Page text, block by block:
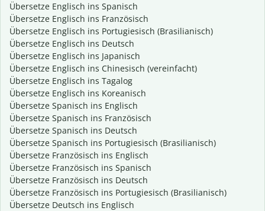
Übersetze Englisch ins Spanisch
Übersetze Englisch ins Französisch
Übersetze Englisch ins Portugiesisch (Brasilianisch)
Übersetze Englisch ins Deutsch
Übersetze Englisch ins Japanisch
Übersetze Englisch ins Chinesisch (vereinfacht)
Übersetze Englisch ins Tagalog
Übersetze Englisch ins Koreanisch
Übersetze Spanisch ins Englisch
Übersetze Spanisch ins Französisch
Übersetze Spanisch ins Deutsch
Übersetze Spanisch ins Portugiesisch (Brasilianisch)
Übersetze Französisch ins Englisch
Übersetze Französisch ins Spanisch
Übersetze Französisch ins Deutsch
Übersetze Französisch ins Portugiesisch (Brasilianisch)
Übersetze Deutsch ins Englisch